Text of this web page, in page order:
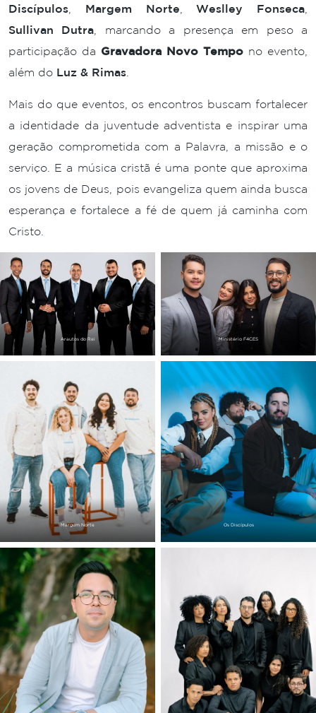
Discípulos Margem Norte ,Weslley Fonseca
Sullivan Dutra , marcando a presença em peso a
participação da Gravadora Novo Tempo no evento,
além do Luz & Rimas
Mais do que eventos, os encontros buscam fortalecer
a identidade da juventude adventista e inspirar uma
geração comprometida com a Palavra, a missão e o
serviço. E a música cristã é uma ponte que aproxima
os jovens de Deus, pois evangeliza quem ainda busca
esperança e fortalece a fé de quem já caminha com
Cristo.
Arautos do Rei Ministério F4CES
Margem Norte Os Discípulos